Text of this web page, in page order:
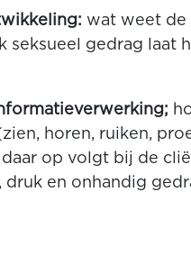
wat weet de
seksueel gedrag laat
horen, ruiken,
op volgt bij de
druk en onhandig